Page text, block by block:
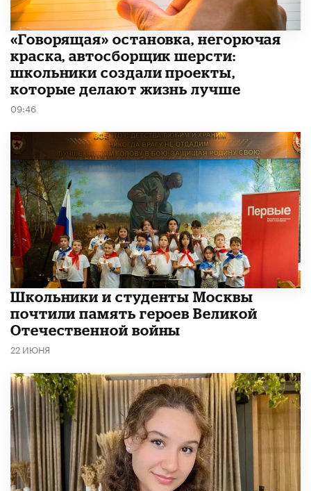
​«Говорящая» остановка, негорючая
краска, автосборщик шерсти:
школьники создали проекты,
которые делают жизнь лучше
09:46
Школьники и студенты Москвы
почтили память героев Великой
Отечественной войны
22 ИЮНЯ